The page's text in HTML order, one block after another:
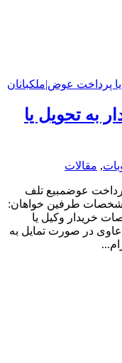
به تحویل یا
, مقالات
عوضمبیع تلف
طرفین خواهان:
خریدار وکیل یا
در صورت تمایل به